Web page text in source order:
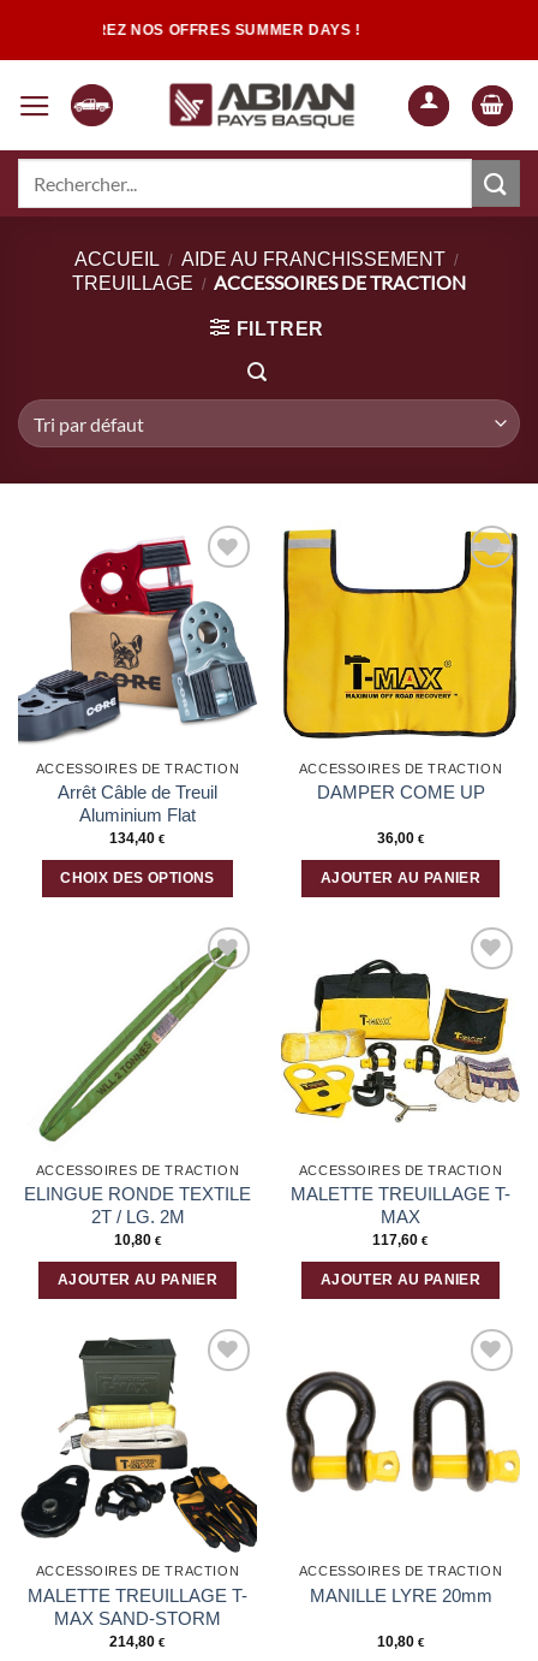
DÉCOUVREZ NOS OFFRES SUMMER DAYS !
Quand les résultats de l'auto-complétion sont disponibles, utilisez les
ACCUEIL / AIDE AU FRANCHISSEMENT /
TREUILLAGE / ACCESSOIRES DE TRACTION
FILTRER
à la liste
d’envies
ACCESSOIRES DE TRACTION
Arrêt Câble de Treuil
Aluminium Flat
134,40 €
CHOIX DES OPTIONS
choisies
du
Ajouter
ACCESSOIRES DE TRACTION
DAMPER COME UP
36,00 €
AJOUTER AU PANIER
Ajouter
ACCESSOIRES DE TRACTION
ELINGUE RONDE TEXTILE
2T / LG. 2M
10,80 €
AJOUTER AU PANIER
Ajouter
à la liste
d’envies
ACCESSOIRES DE TRACTION
MALETTE TREUILLAGE T-
MAX
117,60 €
AJOUTER AU PANIER
ACCESSOIRES DE TRACTION
MALETTE TREUILLAGE T-
MAX SAND-STORM
214,80 €
Ajouter
à la liste
d’envies
ACCESSOIRES DE TRACTION
MANILLE LYRE 20mm
10,80 €